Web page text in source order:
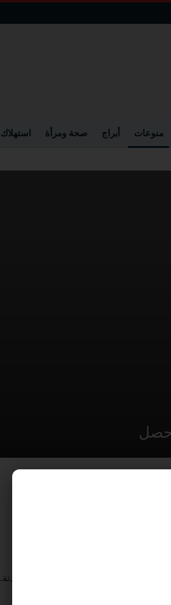
منوعات أبراج صحة ومرأة استهلاك
حصل
بقرية كفر الغاب الجديد بمحافظة
والإسعاف، بعد تلقيها بلاغا بالحادثة.